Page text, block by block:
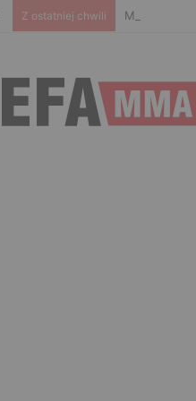
Z ostatniej chwili Menedżer